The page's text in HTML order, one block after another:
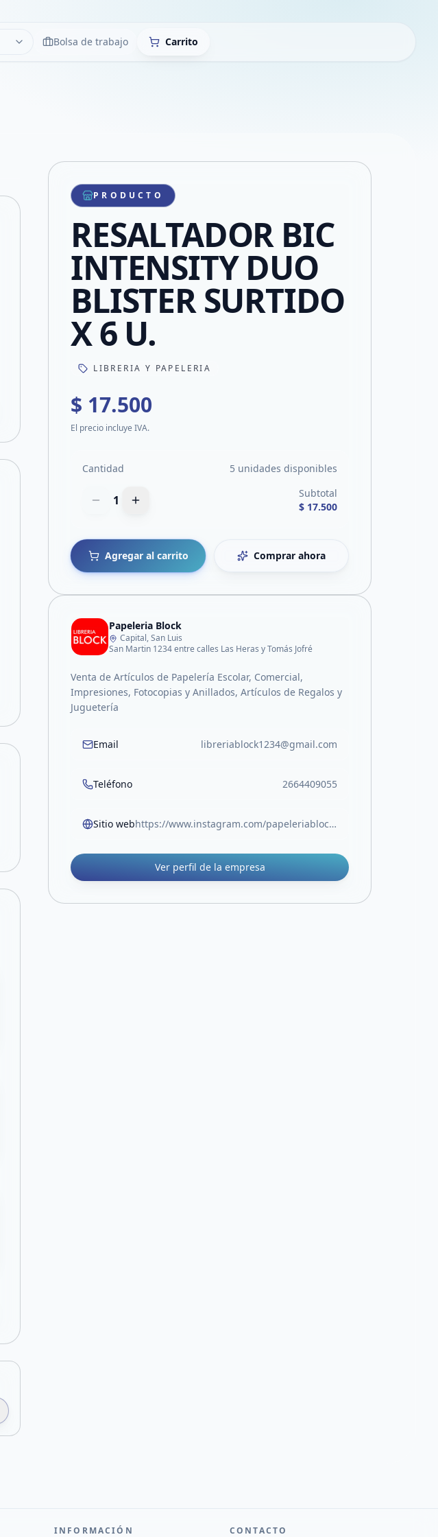
LimpiarBolsa de trabajo Carrito
Compartir producto
Compartir por WhatsApp
Compartir por mail
Compartir en Facebook
Compartir en X
PRODUCTO
RESALTADOR BIC
INTENSITY DUO
BLISTER SURTIDO
X 6 U.
LIBRERIA Y PAPELERIA
$ 17.500
El precio incluye IVA.
Cantidad 5 unidades disponibles
1
Subtotal
$ 17.500
Agregar al carrito Comprar ahora
Papeleria Block
Capital, San Luis
San Martin 1234 entre calles Las Heras y Tomás Jofré
Venta de Artículos de Papelería Escolar, Comercial,
Impresiones, Fotocopias y Anillados, Artículos de Regalos y
Juguetería
Email libreriablock1234@gmail.com
Teléfono 2664409055
Sitio web https://www.instagram.com/papeleriablock.sl?igsh=MW05Z3RocjUwOTlvOA%3D%3D
Ver perfil de la empresa
INFORMACIÓN CONTACTO